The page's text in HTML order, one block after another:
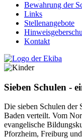
Bewahrung der
Links
Stellenangebote
Kontakt
Sieben Schulen -
Die sieben Schulen der
Baden verteilt. Vom
evangelische
Pforzheim, Freiburg